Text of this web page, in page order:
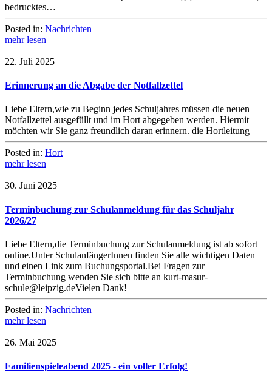
bedrucktes…
Posted in: Nachrichten
mehr lesen
22. Juli 2025
Erinnerung an die Abgabe der Notfallzettel
Liebe Eltern,wie zu Beginn jedes Schuljahres müssen die neuen
Notfallzettel ausgefüllt und im Hort abgegeben werden. Hiermit
möchten wir Sie ganz freundlich daran erinnern. die Hortleitung
Posted in: Hort
mehr lesen
30. Juni 2025
Terminbuchung zur Schulanmeldung für das Schuljahr
2026/27
Liebe Eltern,die Terminbuchung zur Schulanmeldung ist ab sofort
online.Unter SchulanfängerInnen finden Sie alle wichtigen Daten
und einen Link zum Buchungsportal.Bei Fragen zur
Terminbuchung wenden Sie sich bitte an kurt-masur-
schule@leipzig.deVielen Dank!
Posted in: Nachrichten
mehr lesen
26. Mai 2025
Familienspieleabend 2025 - ein voller Erfolg!